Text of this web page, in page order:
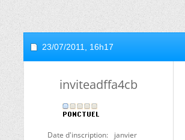
23/07/2011, 16h17
inviteadffa4cb
Date d'inscription
janvier